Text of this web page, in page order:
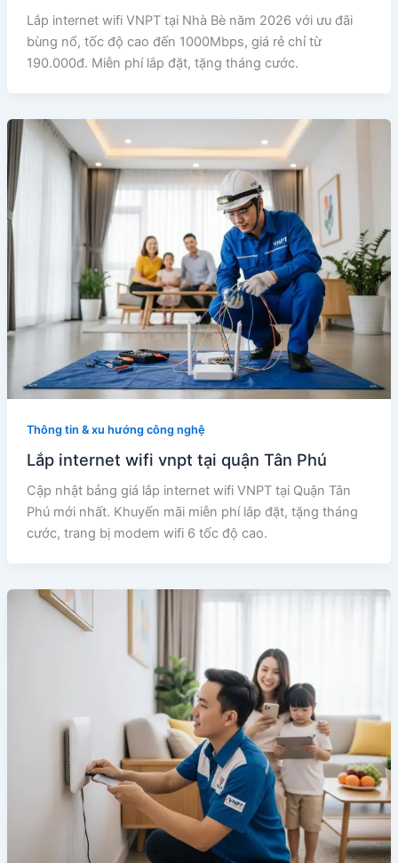
Lắp internet wifi VNPT tại Nhà Bè năm 2026 với ưu đãi
bùng nổ, tốc độ cao đến 1000Mbps, giá rẻ chỉ từ
190.000đ. Miễn phí lắp đặt, tặng tháng cước.
Thông tin & xu hướng công nghệ
Lắp internet wifi vnpt tại quận Tân Phú
Cập nhật bảng giá lắp internet wifi VNPT tại Quận Tân
Phú mới nhất. Khuyến mãi miễn phí lắp đặt, tặng tháng
cước, trang bị modem wifi 6 tốc độ cao.